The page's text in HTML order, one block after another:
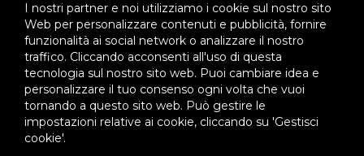
I nostri partner e noi utilizziamo i cookie sul nostro sito
Web per personalizzare contenuti e pubblicità, fornire
funzionalità ai social network o analizzare il nostro
traffico. Cliccando acconsenti all'uso di questa
tecnologia sul nostro sito web. Puoi cambiare idea e
personalizzare il tuo consenso ogni volta che vuoi
tornando a questo sito web. Può gestire le
impostazioni relative ai cookie, cliccando su 'Gestisci
cookie'.
© 2026 - Ispettoria Salesiana Meridionale - All rights reserved. | P.IVA
80057280630 |
Privacy & Cookie Policy - Gestisci Cookie